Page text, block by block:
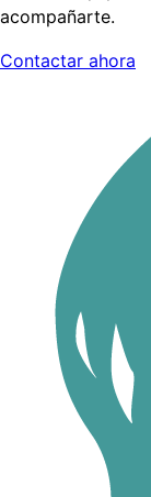
acompañarte.
Contactar ahora